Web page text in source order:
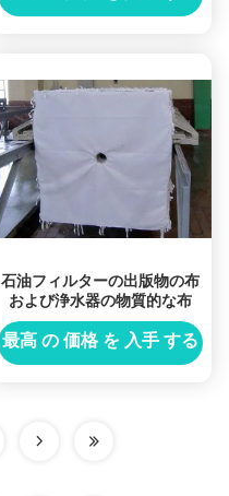
石油フィルターの出版物の布
および浄水器の物質的な布
最高 の 価格 を 入手 する